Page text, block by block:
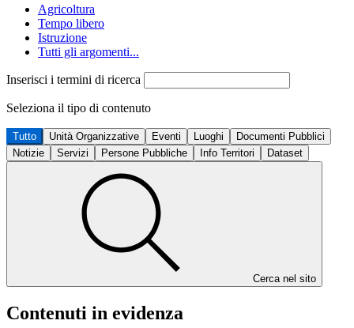
Agricoltura
Tempo libero
Istruzione
Tutti gli argomenti...
Inserisci i termini di ricerca
Seleziona il tipo di contenuto
Tutto Unità Organizzative Eventi Luoghi
Documenti Pubblici
Notizie
Servizi Persone Pubbliche Info Territori Dataset
Cerca nel sito
Contenuti in evidenza